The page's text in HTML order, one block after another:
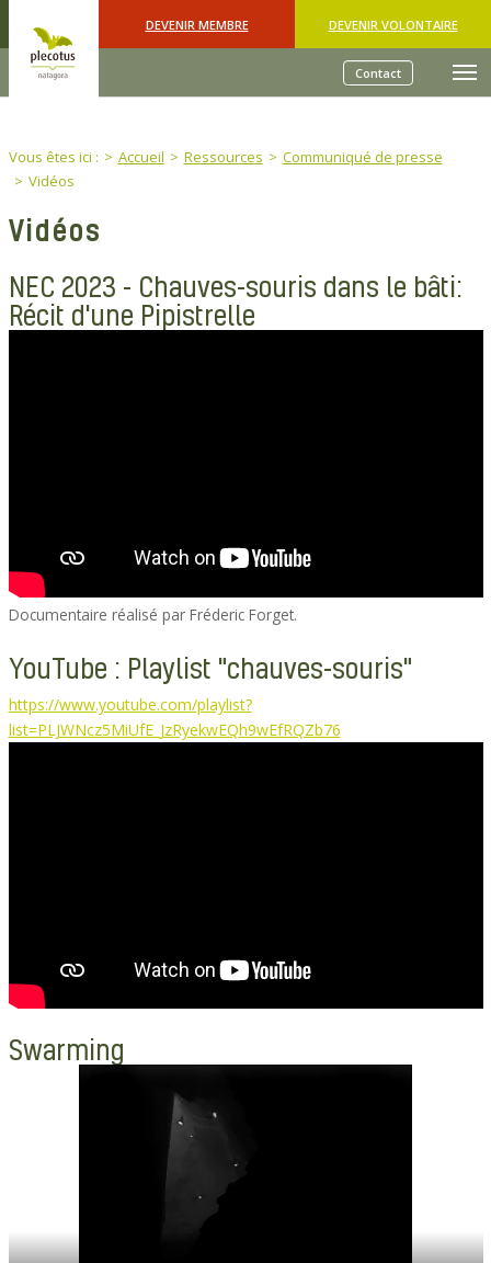
DEVENIR MEMBRE DEVENIR VOLONTAIRE
Contact
You are here:
Vous êtes ici : Accueil Ressources
Communiqué de presse
Vidéos
Vidéos
Documentaire réalisé par Fréderic Forget.
NEC 2023 - Chauves-souris dans le bâti:
Récit d'une Pipistrelle
YouTube : Playlist "chauves-souris"
https://www.youtube.com/playlist?
list=PLJWNcz5MiUfE_JzRyekwEQh9wEfRQZb76
Swarming